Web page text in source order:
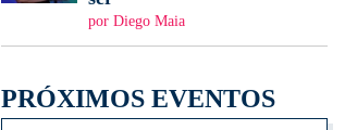
por Diego Maia
PRÓXIMOS EVENTOS